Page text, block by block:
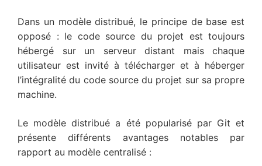
Dans un modèle distribué, le principe de base est
opposé : le code source du projet est toujours
hébergé sur un serveur distant mais chaque
utilisateur est invité à télécharger et à héberger
l’intégralité du code source du projet sur sa propre
machine.
Le modèle distribué a été popularisé par Git et
présente différents avantages notables par
rapport au modèle centralisé :